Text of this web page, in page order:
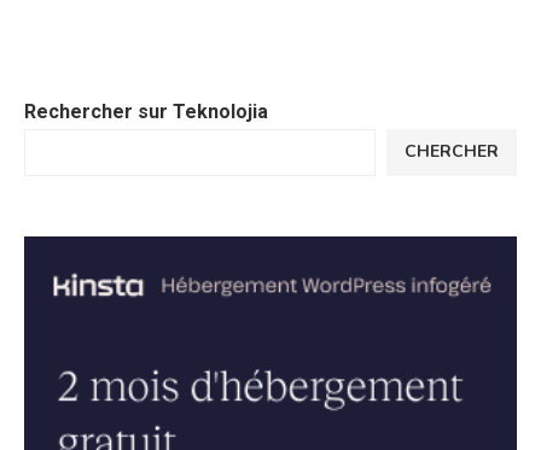
Rechercher sur Teknolojia
CHERCHER